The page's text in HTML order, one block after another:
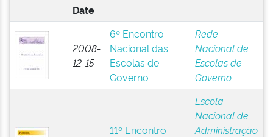
Date
2008-
12-15
6º Encontro
Nacional das
Escolas de
Governo
Rede
Nacional de
Escolas de
Governo
11º Encontro
Escola
Nacional de
Administração